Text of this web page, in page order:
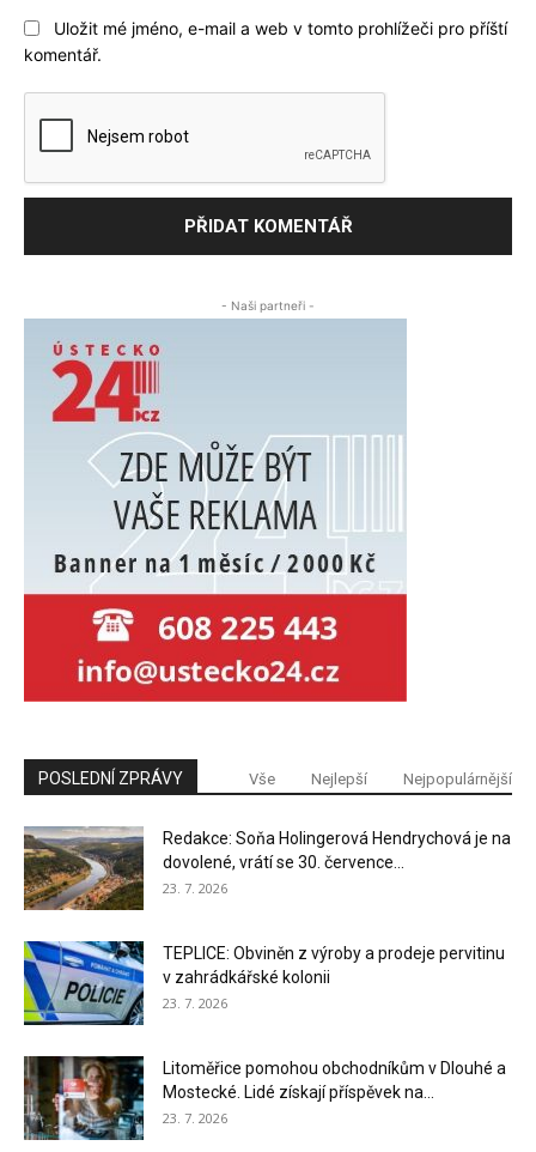
Uložit mé jméno, e-mail a web v tomto prohlížeči pro příští
komentář.
- Naši partneři -
POSLEDNÍ ZPRÁVY Vše Nejlepší Nejpopulárnější
Redakce: Soňa Holingerová Hendrychová je na
dovolené, vrátí se 30. července...
23. 7. 2026
TEPLICE: Obviněn z výroby a prodeje pervitinu
v zahrádkářské kolonii
23. 7. 2026
Litoměřice pomohou obchodníkům v Dlouhé a
Mostecké. Lidé získají příspěvek na...
23. 7. 2026